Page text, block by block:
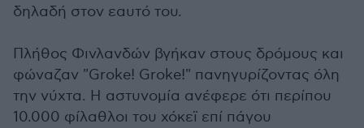
δηλαδή στον εαυτό του.
Πλήθος Φινλανδών βγήκαν στους δρόμους και
φώναζαν "Groke! Groke!" πανηγυρίζοντας όλη
την νύχτα. Η αστυνομία ανέφερε ότι περίπου
10.000 φίλαθλοι του χόκεϊ επί πάγου